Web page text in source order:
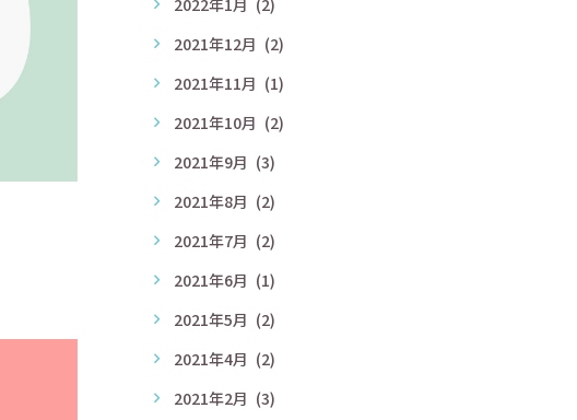
2022年1月 (2)
2021年12月 (2)
2021年11月 (1)
2021年10月 (2)
2021年9月 (3)
2021年8月 (2)
2021年7月 (2)
2021年6月 (1)
2021年5月 (2)
2021年4月 (2)
2021年2月 (3)